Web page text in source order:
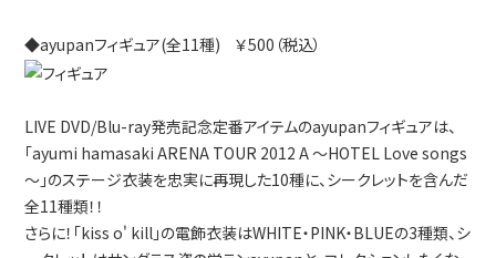
◆ayupanフィギュア(全11種) ￥500（税込）
LIVE DVD/Blu-ray発売記念定番アイテムのayupanフィギュアは、
「ayumi hamasaki ARENA TOUR 2012 A ～HOTEL Love songs
～」のステージ衣装を忠実に再現した10種に、シークレットを含んだ
全11種類！！
さらに！「kiss o' kill」の電飾衣装はWHITE・PINK・BLUEの3種類、シ